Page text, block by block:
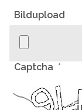
Bildupload
Captcha